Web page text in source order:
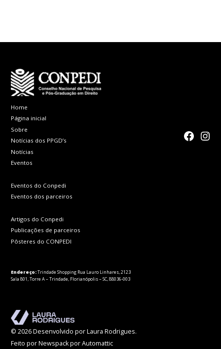
Home
Página inicial
Sobre
Notícias dos PPGD’s
Notícias
Eventos
Eventos do Conpedi
Eventos dos parceiros
Artigos do Conpedi
Publicações de parceiros
Pôsteres do CONPEDI
Endereço:Trindade Shopping Rua Lauro Linhares, 2123
Sala 801, Torre A – Trindade, Florianópolis – SC, 88036-003
© 2026 Desenvolvido por Laura Rodrigues.
Feito por Newspack por Automattic